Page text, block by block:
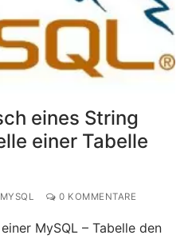
eines String
einer Tabelle
MYSQL 0 KOMMENTARE
MySQL – Tabelle den